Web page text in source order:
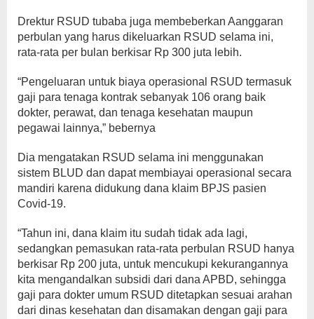
Drektur RSUD tubaba juga membeberkan Aanggaran
perbulan yang harus dikeluarkan RSUD selama ini,
rata-rata per bulan berkisar Rp 300 juta lebih.
“Pengeluaran untuk biaya operasional RSUD termasuk
gaji para tenaga kontrak sebanyak 106 orang baik
dokter, perawat, dan tenaga kesehatan maupun
pegawai lainnya,” bebernya
Dia mengatakan RSUD selama ini menggunakan
sistem BLUD dan dapat membiayai operasional secara
mandiri karena didukung dana klaim BPJS pasien
Covid-19.
“Tahun ini, dana klaim itu sudah tidak ada lagi,
sedangkan pemasukan rata-rata perbulan RSUD hanya
berkisar Rp 200 juta, untuk mencukupi kekurangannya
kita mengandalkan subsidi dari dana APBD, sehingga
gaji para dokter umum RSUD ditetapkan sesuai arahan
dari dinas kesehatan dan disamakan dengan gaji para